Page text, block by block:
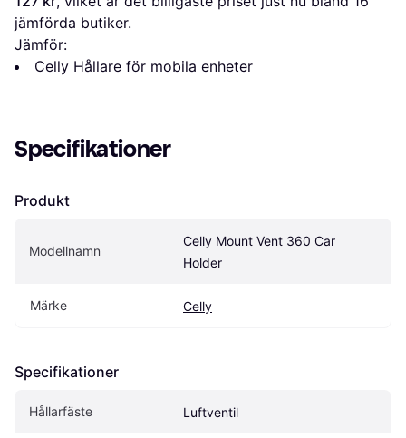
jämförda butiker.
Jämför:
Celly Hållare för mobila enheter
Specifikationer
Produkt
Modellnamn
Celly Mount Vent 360 Car
Holder
Märke Celly
Specifikationer
Hållarfäste Luftventil